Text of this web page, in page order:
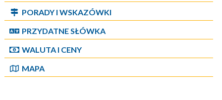
PORADY I WSKAZÓWKI
PRZYDATNE SŁÓWKA
WALUTA I CENY
MAPA